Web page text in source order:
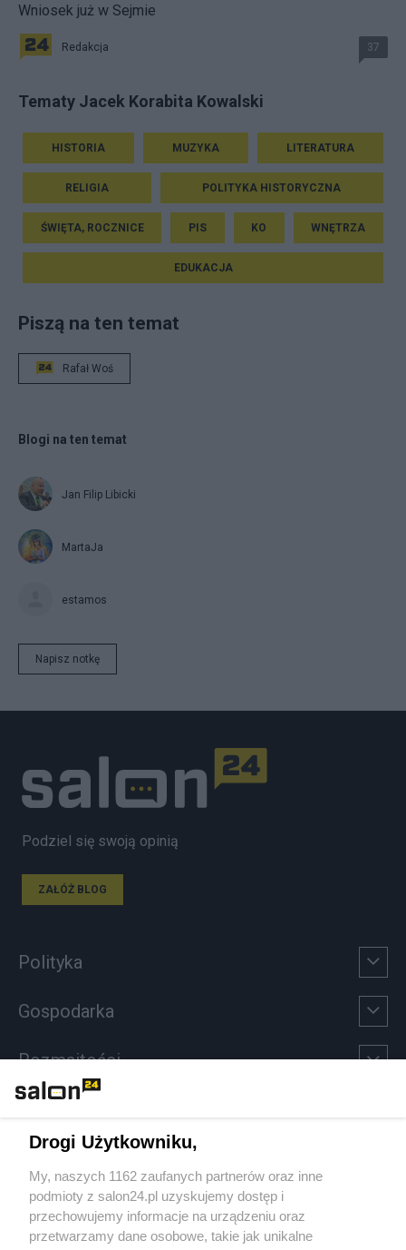
Wniosek już w Sejmie
Redakcja 37
Tematy Jacek Korabita Kowalski
HISTORIA MUZYKA LITERATURA
RELIGIA POLITYKA HISTORYCZNA
ŚWIĘTA, ROCZNICE PIS KO WNĘTRZA
EDUKACJA
Piszą na ten temat
Rafał Woś
Blogi na ten temat
Jan Filip Libicki
MartaJa
estamos
Napisz notkę
Podziel się swoją opinią
ZAŁÓŻ BLOG
Polityka
Gospodarka
Rozmaitości
Sport
Społeczeństwo
Drogi Użytkowniku,
My, naszych 1162 zaufanych partnerów oraz inne
podmioty z salon24.pl uzyskujemy dostęp i
przechowujemy informacje na urządzeniu oraz
przetwarzamy dane osobowe, takie jak unikalne